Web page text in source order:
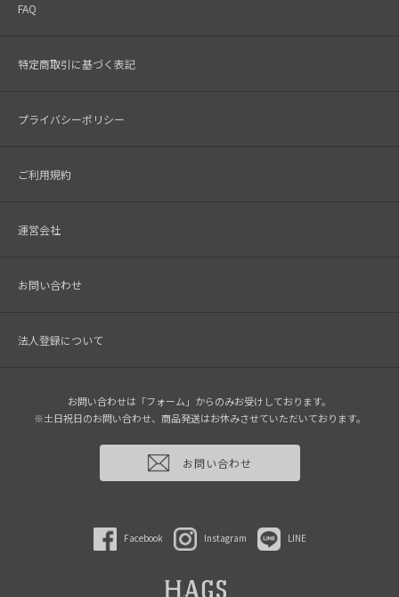
FAQ
特定商取引に基づく表記
プライバシーポリシー
ご利用規約
運営会社
お問い合わせ
法人登録について
お問い合わせは「フォーム」からのみお受けしております。
※土日祝日のお問い合わせ、商品発送はお休みさせていただいております。
お問い合わせ
Facebook Instagram LINE